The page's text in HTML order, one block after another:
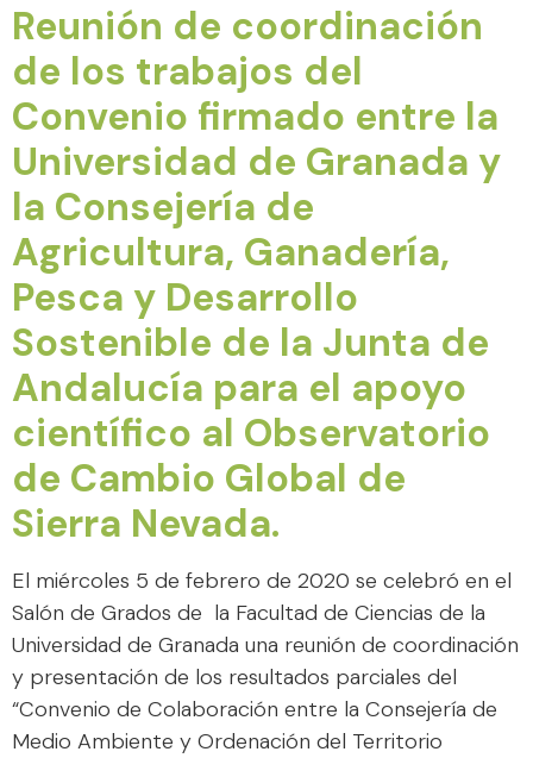
Reunión de coordinación
de los trabajos del
Convenio firmado entre la
Universidad de Granada y
la Consejería de
Agricultura, Ganadería,
Pesca y Desarrollo
Sostenible de la Junta de
Andalucía para el apoyo
científico al Observatorio
de Cambio Global de
Sierra Nevada.
El miércoles 5 de febrero de 2020 se celebró en el
Salón de Grados de la Facultad de Ciencias de la
Universidad de Granada una reunión de coordinación
y presentación de los resultados parciales del
“Convenio de Colaboración entre la Consejería de
Medio Ambiente y Ordenación del Territorio